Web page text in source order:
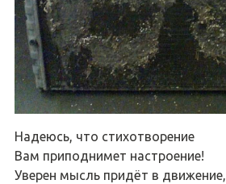
Надеюсь, что стихотворение
Вам приподнимет настроение!
Уверен мысль придёт в движение,